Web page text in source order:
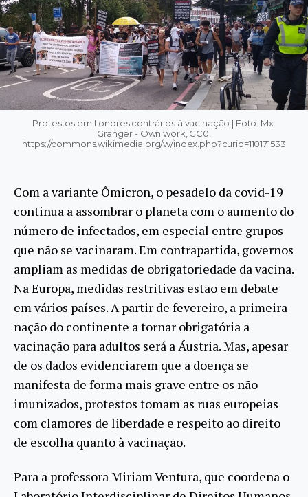
Protestos em Londres contrários à vacinação | Foto: Mx.
Granger - Own work, CC0,
https://commons.wikimedia.org/w/index.php?curid=110171533
Com a variante Ômicron, o pesadelo da covid-19
continua a assombrar o planeta com o aumento do
número de infectados, em especial entre grupos
que não se vacinaram. Em contrapartida, governos
ampliam as medidas de obrigatoriedade da vacina.
Na Europa, medidas restritivas estão em debate
em vários países. A partir de fevereiro, a primeira
nação do continente a tornar obrigatória a
vacinação para adultos será a Áustria. Mas, apesar
de os dados evidenciarem que a doença se
manifesta de forma mais grave entre os não
imunizados, protestos tomam as ruas europeias
com clamores de liberdade e respeito ao direito
de escolha quanto à vacinação.
Para a professora Miriam Ventura, que coordena o